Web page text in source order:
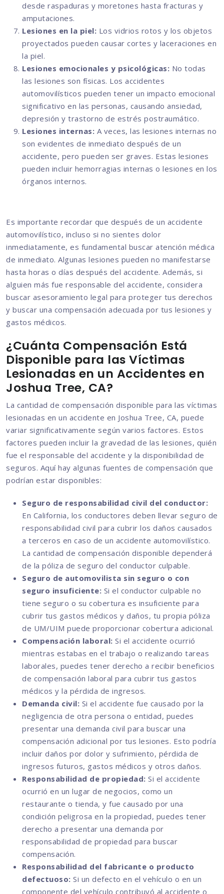
desde raspaduras y moretones hasta fracturas y
amputaciones.
Lesiones en la piel: Los vidrios rotos y los objetos
proyectados pueden causar cortes y laceraciones en
la piel.
Lesiones emocionales y psicológicas: No todas
las lesiones son físicas. Los accidentes
automovilísticos pueden tener un impacto emocional
significativo en las personas, causando ansiedad,
depresión y trastorno de estrés postraumático.
Lesiones internas: A veces, las lesiones internas no
son evidentes de inmediato después de un
accidente, pero pueden ser graves. Estas lesiones
pueden incluir hemorragias internas o lesiones en los
órganos internos.
Es importante recordar que después de un accidente
automovilístico, incluso si no sientes dolor
inmediatamente, es fundamental buscar atención médica
de inmediato. Algunas lesiones pueden no manifestarse
hasta horas o días después del accidente. Además, si
alguien más fue responsable del accidente, considera
buscar asesoramiento legal para proteger tus derechos
y buscar una compensación adecuada por tus lesiones y
gastos médicos.
¿Cuánta Compensación Está
Disponible para las Víctimas
Lesionadas en un Accidentes en
Joshua Tree, CA?
La cantidad de compensación disponible para las víctimas
lesionadas en un accidente en Joshua Tree, CA, puede
variar significativamente según varios factores. Estos
factores pueden incluir la gravedad de las lesiones, quién
fue el responsable del accidente y la disponibilidad de
seguros. Aquí hay algunas fuentes de compensación que
podrían estar disponibles:
Seguro de responsabilidad civil del conductor:
En California, los conductores deben llevar seguro de
responsabilidad civil para cubrir los daños causados
a terceros en caso de un accidente automovilístico.
La cantidad de compensación disponible dependerá
de la póliza de seguro del conductor culpable.
Seguro de automovilista sin seguro o con
seguro insuficiente: Si el conductor culpable no
tiene seguro o su cobertura es insuficiente para
cubrir tus gastos médicos y daños, tu propia póliza
de UM/UIM puede proporcionar cobertura adicional.
Compensación laboral: Si el accidente ocurrió
mientras estabas en el trabajo o realizando tareas
laborales, puedes tener derecho a recibir beneficios
de compensación laboral para cubrir tus gastos
médicos y la pérdida de ingresos.
Demanda civil: Si el accidente fue causado por la
negligencia de otra persona o entidad, puedes
presentar una demanda civil para buscar una
compensación adicional por tus lesiones. Esto podría
incluir daños por dolor y sufrimiento, pérdida de
ingresos futuros, gastos médicos y otros daños.
Responsabilidad de propiedad: Si el accidente
ocurrió en un lugar de negocios, como un
restaurante o tienda, y fue causado por una
condición peligrosa en la propiedad, puedes tener
derecho a presentar una demanda por
responsabilidad de propiedad para buscar
compensación.
Responsabilidad del fabricante o producto
defectuoso: Si un defecto en el vehículo o en un
componente del vehículo contribuyó al accidente o